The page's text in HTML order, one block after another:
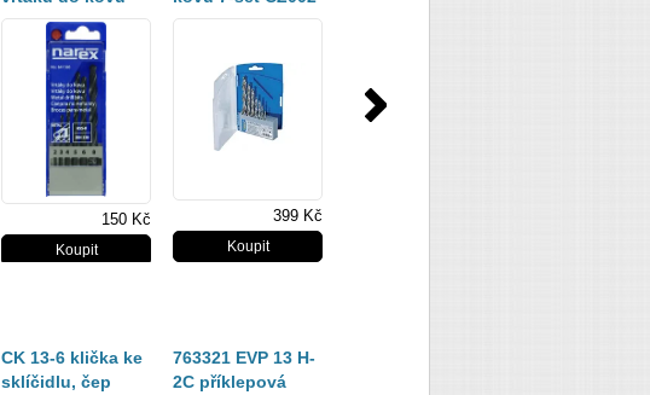
HSS-R 6-ti dílná
150 Kč 399 Kč
CK 13-6 klička ke
sklíčidlu, čep
763321 EVP 13 H-
2C příklepová